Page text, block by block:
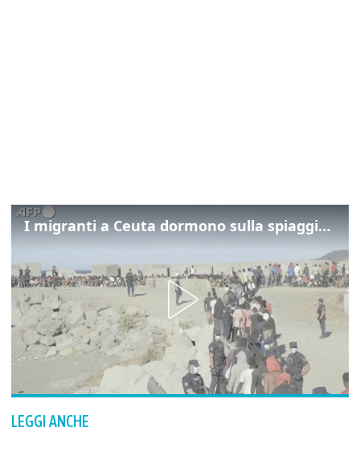
I migranti a Ceuta dormono sulla spiaggia: "Vogliamo entrare in Europa"
LEGGI ANCHE